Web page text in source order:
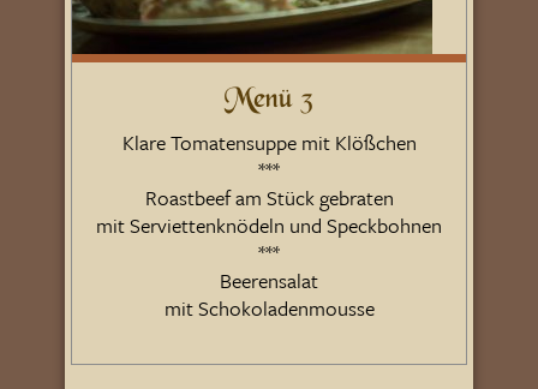
Menü 3
Klare Tomatensuppe mit Klößchen
***
Roastbeef am Stück gebraten
mit Serviettenknödeln und Speckbohnen
***
Beerensalat
mit Schokoladenmousse